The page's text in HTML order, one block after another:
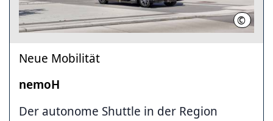
©
Neue Mobilität
nemoH
Der autonome Shuttle in der Region